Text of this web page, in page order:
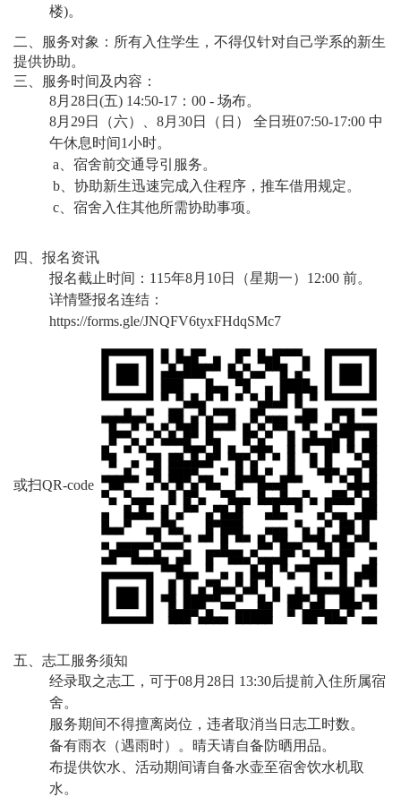
楼)。
二、服务对象：所有入住学生，不得仅针对自己学系的新生
提供协助。
三、服务时间及内容：
8月 28日 (五) 14:50-17 ： 00 - 场布。
8月 29日（六）、 8月 30日（日） 全日班07:50-17:00 中
午休息时间1小时。
a 、宿舍前交通导引服务。
b 、协助新生迅速完成入住程序，推车借用规定。
c 、宿舍入住其他所需协助事项。
四、报名资讯
报名截止时间： 115年8月 10日（星期一） 12:00 前。
详情暨报名连结：
https://forms.gle/JNQFV6tyxFHdqSMc7
或扫QR-code
五、志工服务须知
经录取之志工，可于08月 28日 13:30后提前入住所属宿
舍。
服务期间不得擅离岗位，违者取消当日志工时数。
备有雨衣（遇雨时）。晴天请自备防晒用品。
布提供饮水、活动期间请自备水壶至宿舍饮水机取
水。